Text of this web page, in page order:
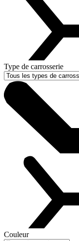
Type de carrosserie
Couleur